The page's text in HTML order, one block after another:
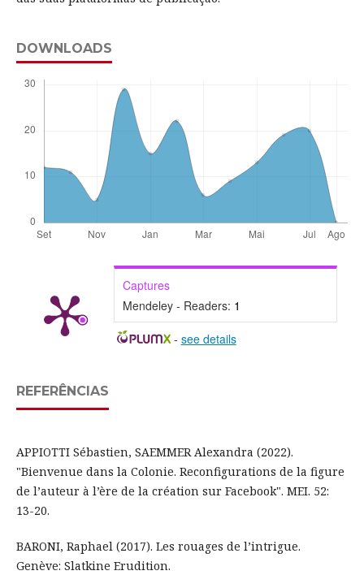
DOWNLOADS
Captures
Mendeley - Readers: 1
- see details
REFERÊNCIAS
APPIOTTI Sébastien, SAEMMER Alexandra (2022).
"Bienvenue dans la Colonie. Reconfigurations de la figure
de l’auteur à l’ère de la création sur Facebook". MEI. 52:
13-20.
BARONI, Raphael (2017). Les rouages de l’intrigue.
Genève: Slatkine Erudition.